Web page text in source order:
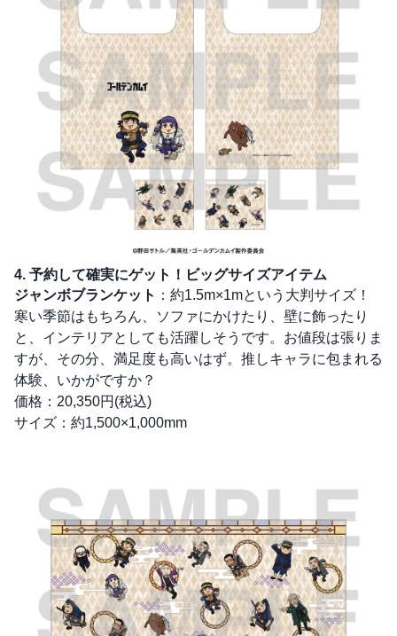
4. 予約して確実にゲット！ビッグサイズアイテム
ジャンボブランケット ：約1.5m×1mという大判サイズ！
寒い季節はもちろん、ソファにかけたり、壁に飾ったり
と、インテリアとしても活躍しそうです。お値段は張りま
すが、その分、満足度も高いはず。推しキャラに包まれる
体験、いかがですか？
価格：20,350円(税込)
サイズ：約1,500×1,000mm